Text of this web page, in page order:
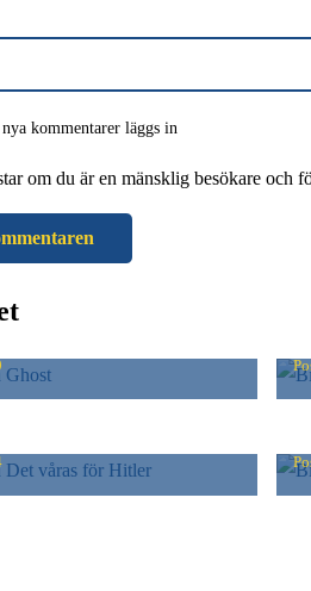
kommentarer läggs in
om du är en mänsklig besökare och